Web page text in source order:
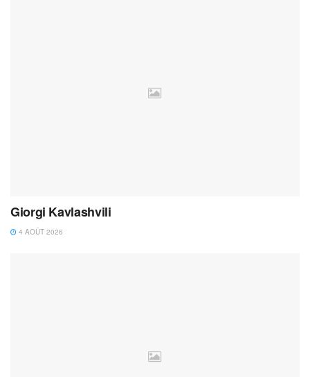
Giorgi Kavlashvili
4 AOÛT 2026